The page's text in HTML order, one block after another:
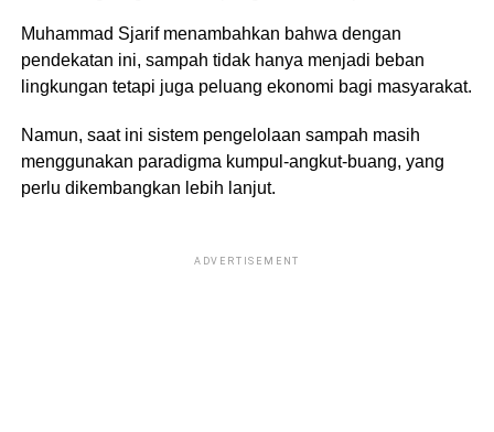
Muhammad Sjarif menambahkan bahwa dengan
pendekatan ini, sampah tidak hanya menjadi beban
lingkungan tetapi juga peluang ekonomi bagi masyarakat.
Namun, saat ini sistem pengelolaan sampah masih
menggunakan paradigma kumpul-angkut-buang, yang
perlu dikembangkan lebih lanjut.
ADVERTISEMENT